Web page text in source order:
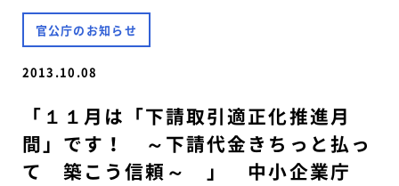
官公庁のお知らせ
2013.10.08
「１１月は「下請取引適正化推進月
間」です！ ～下請代金きちっと払っ
て 築こう信頼～ 」 中小企業庁